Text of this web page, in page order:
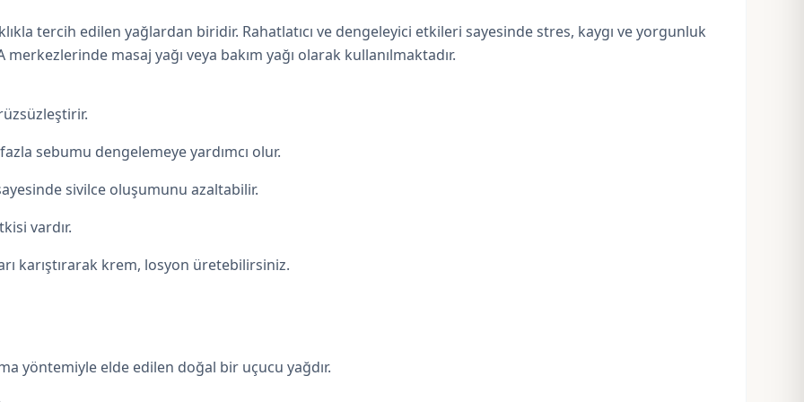
tercih edilen yağlardan biridir. Rahatlatıcı ve dengeleyici etkileri sayesinde stres, kaygı ve yorgunluk
masaj yağı veya bakım yağı olarak kullanılmaktadır.
sebumu dengelemeye yardımcı olur.
sivilce oluşumunu azaltabilir.
vardır.
karıştırarak krem, losyon üretebilirsiniz.
yöntemiyle elde edilen doğal bir uçucu yağdır.